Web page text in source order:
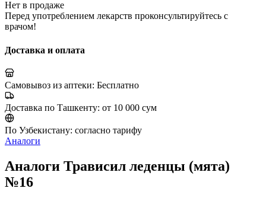
Нет в продаже
Перед употреблением лекарств проконсультируйтесь с
врачом!
Доставка и оплата
Самовывоз из аптеки: Бесплатно
Доставка по Ташкенту: от 10 000 сум
По Узбекистану: согласно тарифу
Аналоги
Аналоги Трависил леденцы (мята)
№16